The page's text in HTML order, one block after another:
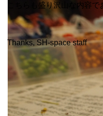
こちらも盛り沢山な内容
Thanks, SH-space staff